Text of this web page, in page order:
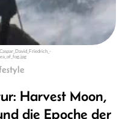
UNS
Harvest Moon,
die Epoche der